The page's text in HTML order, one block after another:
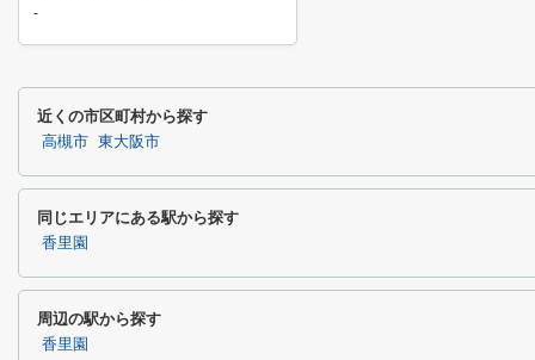
-
近くの市区町村から探す
高槻市 東大阪市
同じエリアにある駅から探す
香里園
周辺の駅から探す
香里園